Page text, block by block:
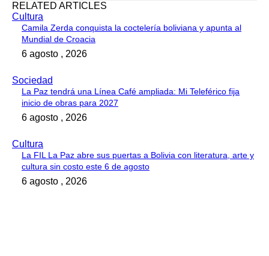
RELATED ARTICLES
Cultura
Camila Zerda conquista la coctelería boliviana y apunta al
Mundial de Croacia
6 agosto , 2026
Sociedad
La Paz tendrá una Línea Café ampliada: Mi Teleférico fija
inicio de obras para 2027
6 agosto , 2026
Cultura
La FIL La Paz abre sus puertas a Bolivia con literatura, arte y
cultura sin costo este 6 de agosto
6 agosto , 2026